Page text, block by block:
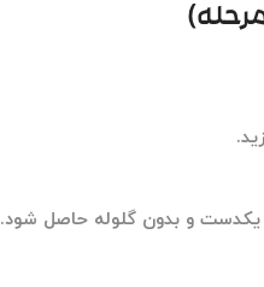
یکدست و بدون گلوله حاصل شود.